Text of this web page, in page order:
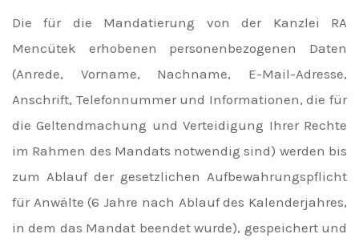
Die für die Mandatierung von der Kanzlei RA
Mencütek erhobenen personenbezogenen Daten
(Anrede, Vorname, Nachname, E-Mail-Adresse,
Anschrift, Telefonnummer und Informationen, die für
die Geltendmachung und Verteidigung Ihrer Rechte
im Rahmen des Mandats notwendig sind) werden bis
zum Ablauf der gesetzlichen Aufbewahrungspflicht
für Anwälte (6 Jahre nach Ablauf des Kalenderjahres,
in dem das Mandat beendet wurde), gespeichert und